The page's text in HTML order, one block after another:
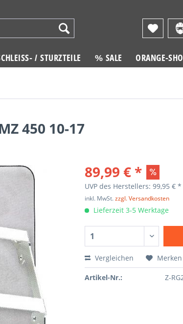
/ STURZTEILE % SALE ORANGE-
450 10-17
89,99 € *
UVP des Herstellers: 99,95 €
inkl. MwSt.zzgl. Versandkosten
Lieferzeit 3-5 Werktage
Vergleichen Merken
Artikel-Nr.: Z-